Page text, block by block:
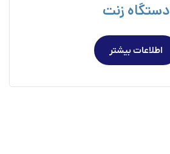
دستگاه زنت
اطلاعات بیشتر